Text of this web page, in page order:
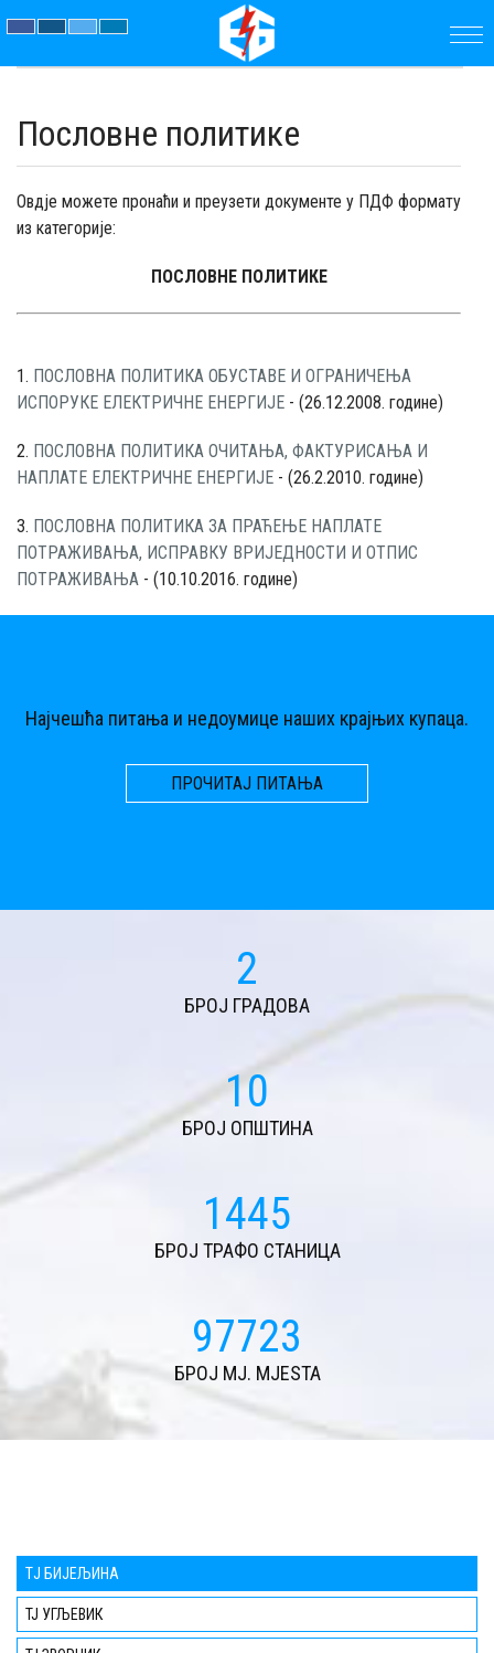
ПРЕДУЗЕЋЕ
ПАРАМЕТРИ
ЈАВНЕ
НАБАВКЕ
КОНТАКТ
Пословне политике
Овдје можете пронаћи и преузети документе у ПДФ формату
из категорије:
ПОСЛОВНЕ ПОЛИТИКЕ
1. ПОСЛОВНА ПОЛИТИКА ОБУСТАВЕ И ОГРАНИЧЕЊА
ИСПОРУКЕ ЕЛЕКТРИЧНЕ ЕНЕРГИЈЕ - (26.12.2008. године)
2. ПОСЛОВНА ПОЛИТИКА ОЧИТАЊА, ФАКТУРИСАЊА И
НАПЛАТЕ ЕЛЕКТРИЧНЕ ЕНЕРГИЈЕ - (26.2.2010. године)
3. ПОСЛОВНА ПОЛИТИКА ЗА ПРАЋЕЊЕ НАПЛАТЕ
ПОТРАЖИВАЊА, ИСПРАВКУ ВРИЈЕДНОСТИ И ОТПИС
ПОТРАЖИВАЊА - (10.10.2016. године)
Најчешћа питања и недоумице наших крајњих купаца.
ПРОЧИТАЈ ПИТАЊА
2
БРОЈ ГРАДОВА
11
БРОЈ ОПШТИНА
1562
БРОЈ ТРАФО СТАНИЦА
105639
БРОЈ MJ. MJESTA
TЈ БИЈЕЉИНА
ТЈ УГЉЕВИК